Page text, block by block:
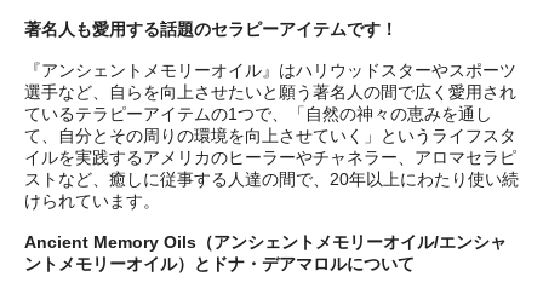
著名人も愛用する話題のセラピーアイテムです！
『アンシェントメモリーオイル』はハリウッドスターやスポーツ
選手など、自らを向上させたいと願う著名人の間で広く愛用され
ているテラピーアイテムの1つで、「自然の神々の恵みを通し
て、自分とその周りの環境を向上させていく」というライフスタ
イルを実践するアメリカのヒーラーやチャネラー、アロマセラピ
ストなど、癒しに従事する人達の間で、20年以上にわたり使い続
けられています。
Ancient Memory Oils（アンシェントメモリーオイル/エンシャ
ントメモリーオイル）とドナ・デアマロルについて